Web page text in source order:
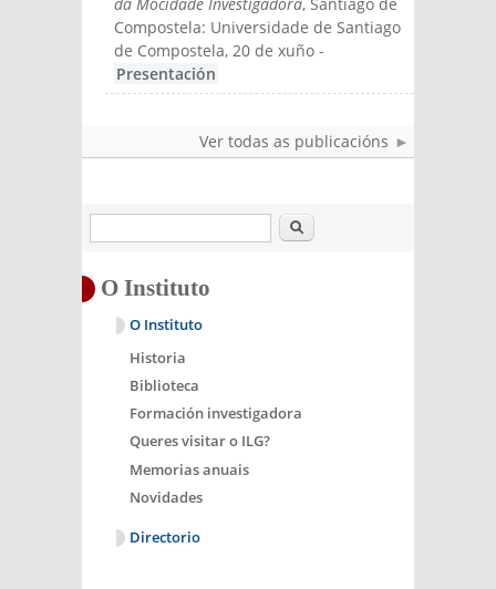
Compostela: Universidade de Santiago
de Compostela, 20 de xuño -
Presentación
Ver todas as publicacións
Buscar
O Instituto
O Instituto
Historia
Biblioteca
Formación investigadora
Queres visitar o ILG?
Memorias anuais
Novidades
Directorio